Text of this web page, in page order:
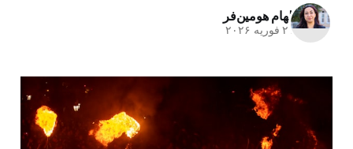
الهام هومین‌فر
۲۱ فوریه ۲۰۲۶